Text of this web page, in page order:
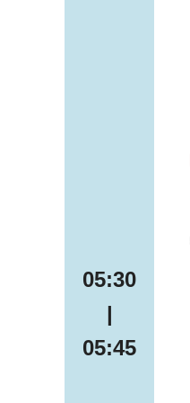
05:30
|
05:45